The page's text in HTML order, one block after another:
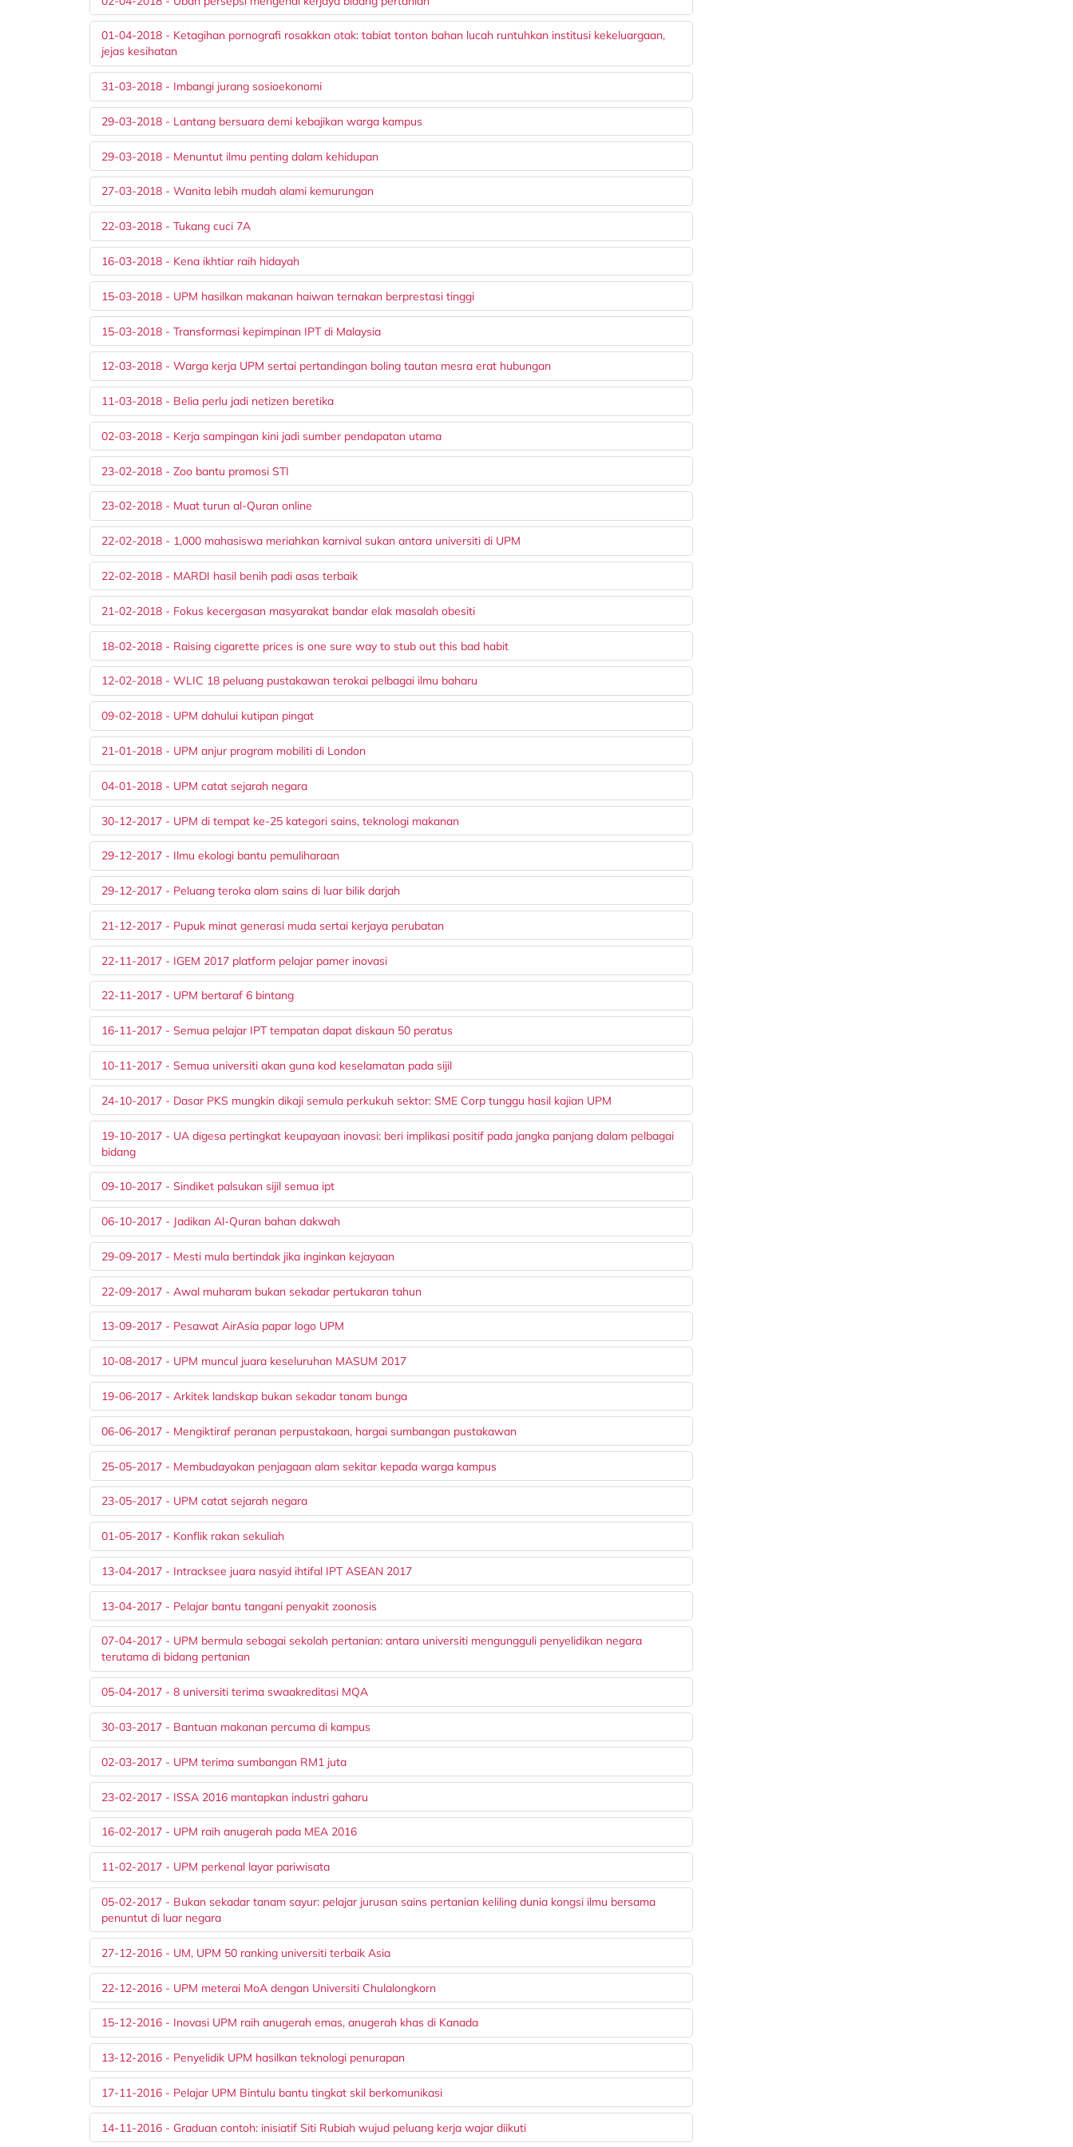
01-04-2018 - Ketagihan pornografi rosakkan otak: tabiat tonton bahan lucah runtuhkan institusi kekeluargaan,
jejas kesihatan
31-03-2018 - Imbangi jurang sosioekonomi
29-03-2018 - Lantang bersuara demi kebajikan warga kampus
29-03-2018 - Menuntut ilmu penting dalam kehidupan
27-03-2018 - Wanita lebih mudah alami kemurungan
22-03-2018 - Tukang cuci 7A
16-03-2018 - Kena ikhtiar raih hidayah
15-03-2018 - UPM hasilkan makanan haiwan ternakan berprestasi tinggi
15-03-2018 - Transformasi kepimpinan IPT di Malaysia
12-03-2018 - Warga kerja UPM sertai pertandingan boling tautan mesra erat hubungan
11-03-2018 - Belia perlu jadi netizen beretika
02-03-2018 - Kerja sampingan kini jadi sumber pendapatan utama
23-02-2018 - Zoo bantu promosi STI
23-02-2018 - Muat turun al-Quran online
22-02-2018 - 1,000 mahasiswa meriahkan karnival sukan antara universiti di UPM
22-02-2018 - MARDI hasil benih padi asas terbaik
21-02-2018 - Fokus kecergasan masyarakat bandar elak masalah obesiti
18-02-2018 - Raising cigarette prices is one sure way to stub out this bad habit
12-02-2018 - WLIC 18 peluang pustakawan terokai pelbagai ilmu baharu
09-02-2018 - UPM dahului kutipan pingat
21-01-2018 - UPM anjur program mobiliti di London
04-01-2018 - UPM catat sejarah negara
30-12-2017 - UPM di tempat ke-25 kategori sains, teknologi makanan
29-12-2017 - Ilmu ekologi bantu pemuliharaan
29-12-2017 - Peluang teroka alam sains di luar bilik darjah
21-12-2017 - Pupuk minat generasi muda sertai kerjaya perubatan
22-11-2017 - IGEM 2017 platform pelajar pamer inovasi
22-11-2017 - UPM bertaraf 6 bintang
16-11-2017 - Semua pelajar IPT tempatan dapat diskaun 50 peratus
10-11-2017 - Semua universiti akan guna kod keselamatan pada sijil
24-10-2017 - Dasar PKS mungkin dikaji semula perkukuh sektor: SME Corp tunggu hasil kajian UPM
19-10-2017 - UA digesa pertingkat keupayaan inovasi: beri implikasi positif pada jangka panjang dalam pelbagai
bidang
09-10-2017 - Sindiket palsukan sijil semua ipt
06-10-2017 - Jadikan Al-Quran bahan dakwah
29-09-2017 - Mesti mula bertindak jika inginkan kejayaan
22-09-2017 - Awal muharam bukan sekadar pertukaran tahun
13-09-2017 - Pesawat AirAsia papar logo UPM
10-08-2017 - UPM muncul juara keseluruhan MASUM 2017
19-06-2017 - Arkitek landskap bukan sekadar tanam bunga
06-06-2017 - Mengiktiraf peranan perpustakaan, hargai sumbangan pustakawan
25-05-2017 - Membudayakan penjagaan alam sekitar kepada warga kampus
23-05-2017 - UPM catat sejarah negara
01-05-2017 - Konflik rakan sekuliah
13-04-2017 - Intracksee juara nasyid ihtifal IPT ASEAN 2017
13-04-2017 - Pelajar bantu tangani penyakit zoonosis
07-04-2017 - UPM bermula sebagai sekolah pertanian: antara universiti mengungguli penyelidikan negara
terutama di bidang pertanian
05-04-2017 - 8 universiti terima swaakreditasi MQA
30-03-2017 - Bantuan makanan percuma di kampus
02-03-2017 - UPM terima sumbangan RM1 juta
23-02-2017 - ISSA 2016 mantapkan industri gaharu
16-02-2017 - UPM raih anugerah pada MEA 2016
11-02-2017 - UPM perkenal layar pariwisata
05-02-2017 - Bukan sekadar tanam sayur: pelajar jurusan sains pertanian keliling dunia kongsi ilmu bersama
penuntut di luar negara
27-12-2016 - UM, UPM 50 ranking universiti terbaik Asia
22-12-2016 - UPM meterai MoA dengan Universiti Chulalongkorn
15-12-2016 - Inovasi UPM raih anugerah emas, anugerah khas di Kanada
13-12-2016 - Penyelidik UPM hasilkan teknologi penurapan
17-11-2016 - Pelajar UPM Bintulu bantu tingkat skil berkomunikasi
14-11-2016 - Graduan contoh: inisiatif Siti Rubiah wujud peluang kerja wajar diikuti